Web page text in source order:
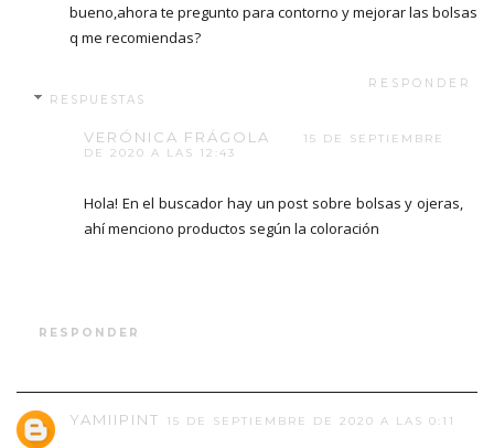
bueno,ahora te pregunto para contorno y mejorar las bolsas
q me recomiendas?
RESPONDER
RESPUESTAS
VERÓNICA FRÁGOLA
15 DE SEPTIEMBRE
DE 2020 A LAS 12:43
Hola! En el buscador hay un post sobre bolsas y ojeras,
ahí menciono productos según la coloración
RESPONDER
YAMIIPINT 15 DE SEPTIEMBRE DE 2020 A LAS 0:11